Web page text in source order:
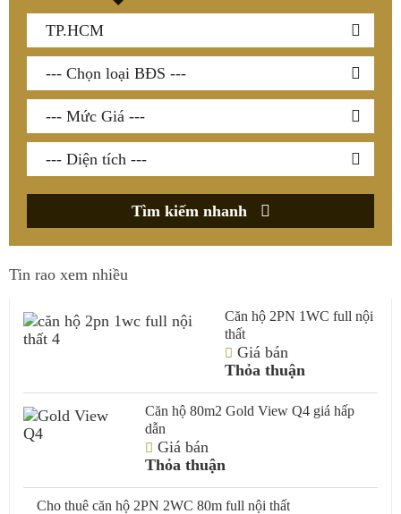
Tìm kiếm nhanh
Tin rao xem nhiều
Căn hộ 2PN 1WC full nội
thất
Giá bán
Thỏa thuận
Căn hộ 80m2 Gold View Q4 giá hấp
dẫn
Giá bán
Thỏa thuận
Cho thuê căn hộ 2PN 2WC 80m full nội thất